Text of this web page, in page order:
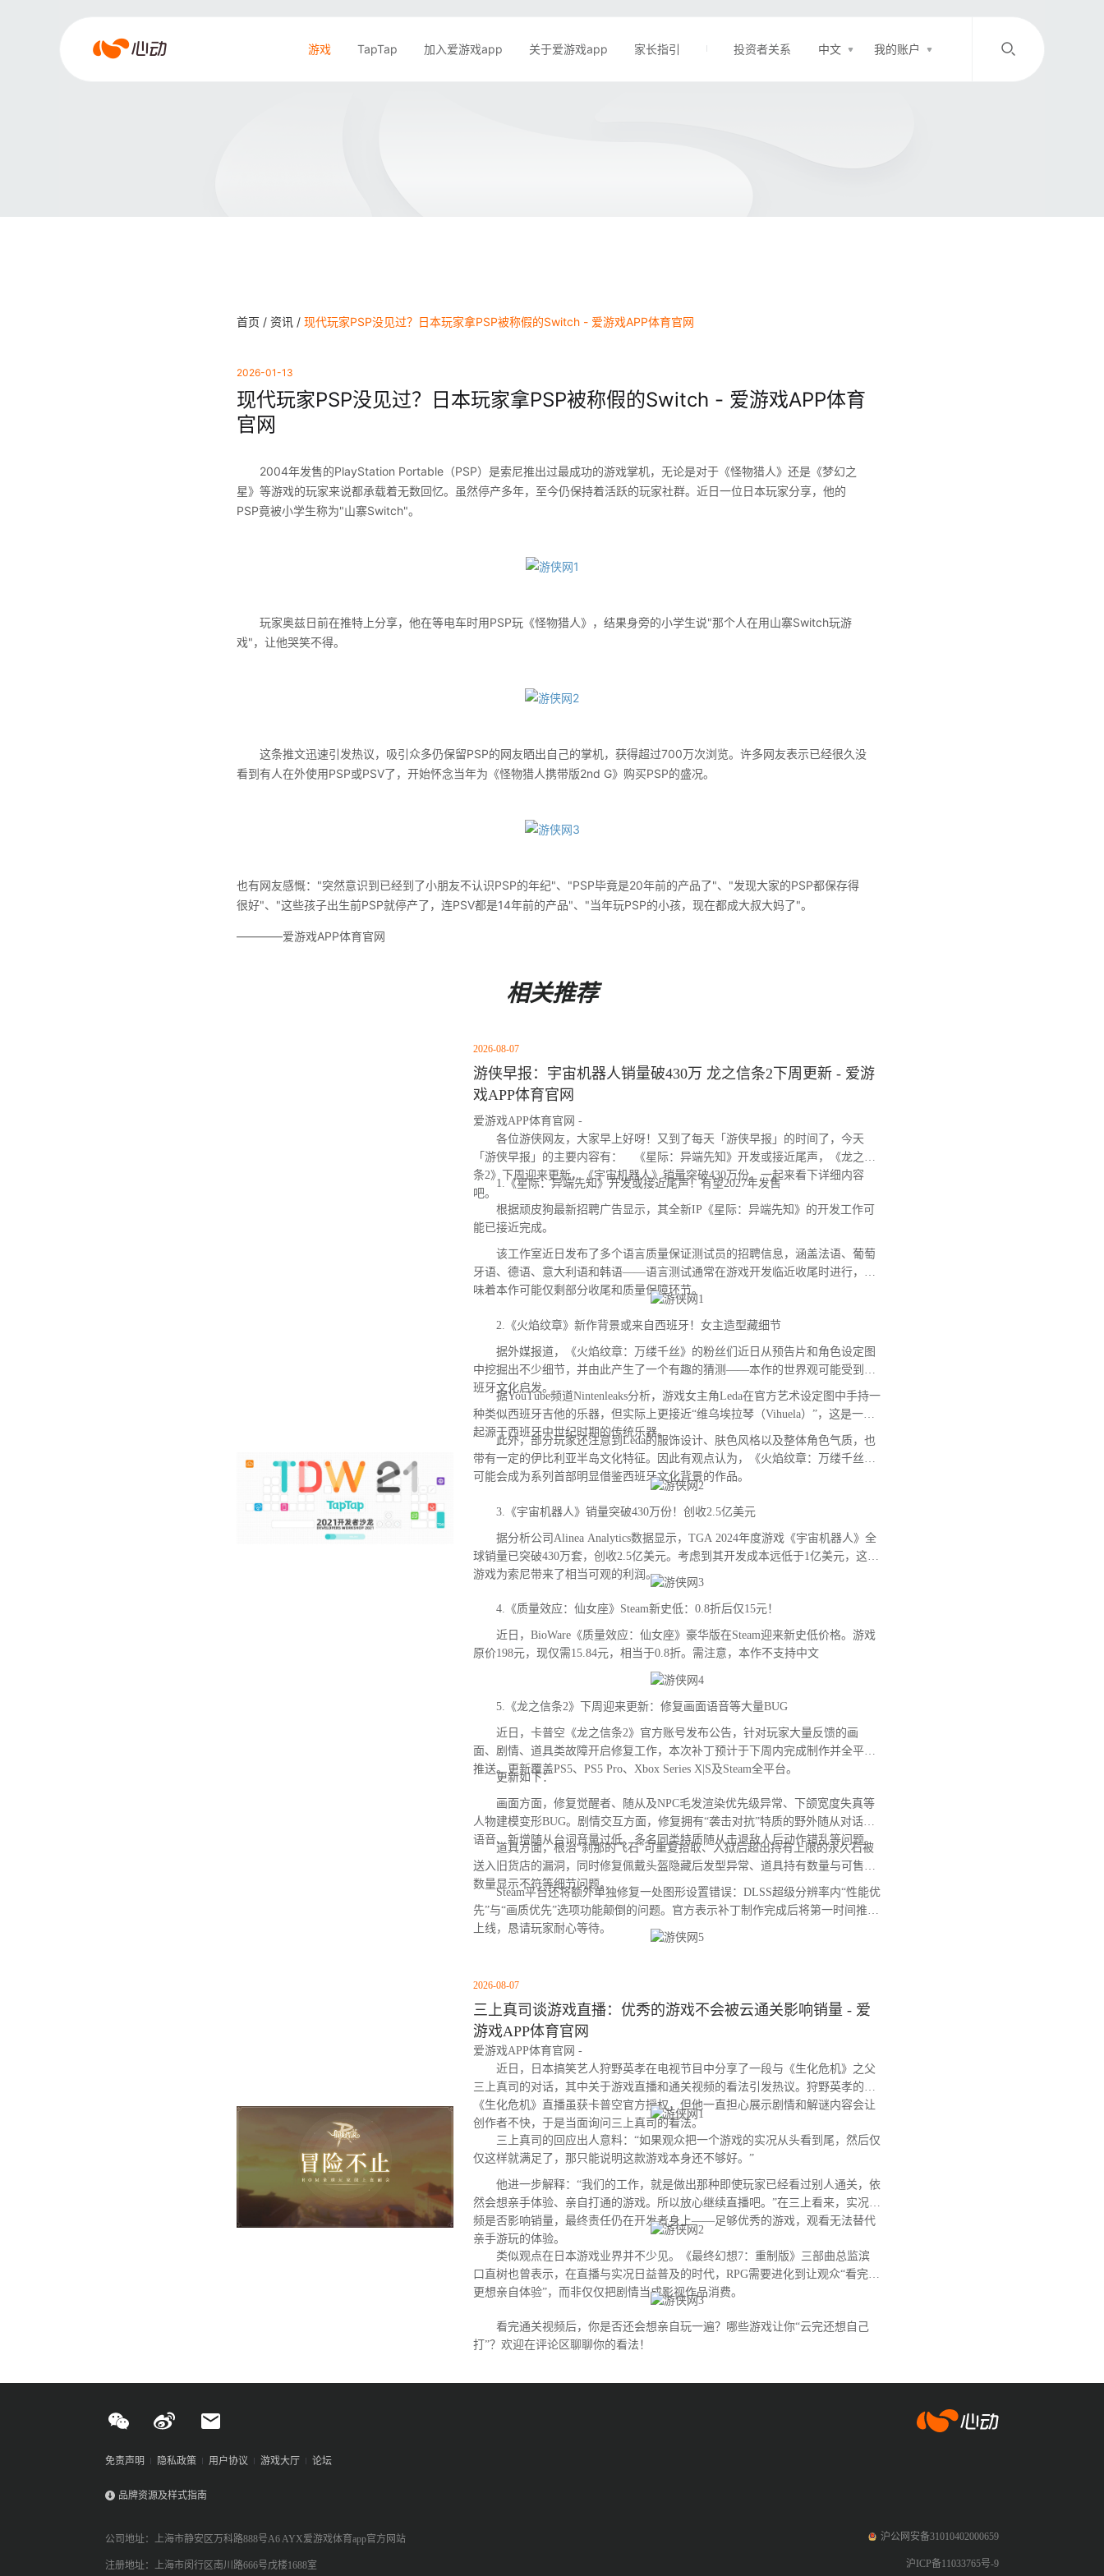
爱
游戏 TapTap 加入爱游戏app 关于爱游戏app 家长指引 投资者关系 中文 我的账户
/
首页 / 资讯 / 现代玩家PSP没见过？日本玩家拿PSP被称假的Switch - 爱游戏APP体育官网
2026-01-13
现代玩家PSP没见过？日本玩家拿PSP被称假的Switch - 爱游戏APP体育
官网
2004年发售的PlayStation Portable（PSP）是索尼推出过最成功的游戏掌机，无论是对于《怪物猎人》还是《梦幻之
星》等游戏的玩家来说都承载着无数回忆。虽然停产多年，至今仍保持着活跃的玩家社群。近日一位日本玩家分享，他的
PSP竟被小学生称为"山寨Switch"。
玩家奥兹日前在推特上分享，他在等电车时用PSP玩《怪物猎人》，结果身旁的小学生说"那个人在用山寨Switch玩游
戏"，让他哭笑不得。
这条推文迅速引发热议，吸引众多仍保留PSP的网友晒出自己的掌机，获得超过700万次浏览。许多网友表示已经很久没
看到有人在外使用PSP或PSV了，开始怀念当年为《怪物猎人携带版2nd G》购买PSP的盛况。
也有网友感慨："突然意识到已经到了小朋友不认识PSP的年纪"、"PSP毕竟是20年前的产品了"、"发现大家的PSP都保存得
很好"、"这些孩子出生前PSP就停产了，连PSV都是14年前的产品"、"当年玩PSP的小孩，现在都成大叔大妈了"。
————爱游戏APP体育官网
相关推荐
2026-08-07
游侠早报：宇宙机器人销量破430万 龙之信条2下周更新 - 爱游
戏APP体育官网
爱游戏APP体育官网 -
各位游侠网友，大家早上好呀！又到了每天「游侠早报」的时间了，今天
「游侠早报」的主要内容有： 《星际：异端先知》开发或接近尾声，《龙之信
条2》下周迎来更新，《宇宙机器人》销量突破430万份，一起来看下详细内容
吧。
1.《星际：异端先知》开发或接近尾声！有望2027年发售
根据顽皮狗最新招聘广告显示，其全新IP《星际：异端先知》的开发工作可
能已接近完成。
该工作室近日发布了多个语言质量保证测试员的招聘信息，涵盖法语、葡萄
牙语、德语、意大利语和韩语——语言测试通常在游戏开发临近收尾时进行，意
味着本作可能仅剩部分收尾和质量保障环节。
2.《火焰纹章》新作背景或来自西班牙！女主造型藏细节
据外媒报道，《火焰纹章：万缕千丝》的粉丝们近日从预告片和角色设定图
中挖掘出不少细节，并由此产生了一个有趣的猜测——本作的世界观可能受到西
班牙文化启发。
据YouTube频道Nintenleaks分析，游戏女主角Leda在官方艺术设定图中手持一
种类似西班牙吉他的乐器，但实际上更接近“维乌埃拉琴（Vihuela）”，这是一种
起源于西班牙中世纪时期的传统乐器。
此外，部分玩家还注意到Leda的服饰设计、肤色风格以及整体角色气质，也
带有一定的伊比利亚半岛文化特征。因此有观点认为，《火焰纹章：万缕千丝》
可能会成为系列首部明显借鉴西班牙文化背景的作品。
3.《宇宙机器人》销量突破430万份！创收2.5亿美元
据分析公司Alinea Analytics数据显示，TGA 2024年度游戏《宇宙机器人》全
球销量已突破430万套，创收2.5亿美元。考虑到其开发成本远低于1亿美元，这款
游戏为索尼带来了相当可观的利润。
4.《质量效应：仙女座》Steam新史低：0.8折后仅15元！
近日，BioWare《质量效应：仙女座》豪华版在Steam迎来新史低价格。游戏
原价198元，现仅需15.84元，相当于0.8折。需注意，本作不支持中文
5.《龙之信条2》下周迎来更新：修复画面语音等大量BUG
近日，卡普空《龙之信条2》官方账号发布公告，针对玩家大量反馈的画
面、剧情、道具类故障开启修复工作，本次补丁预计于下周内完成制作并全平台
推送。更新覆盖PS5、PS5 Pro、Xbox Series X|S及Steam全平台。
更新如下：
画面方面，修复觉醒者、随从及NPC毛发渲染优先级异常、下颌宽度失真等
人物建模变形BUG。剧情交互方面，修复拥有“袭击对抗”特质的野外随从对话无
语音、新增随从台词音量过低、多名同类特质随从击退敌人后动作错乱等问题。
道具方面，根治“刹那的飞石”可重复拾取、入狱后超出持有上限的永久石被
送入旧货店的漏洞，同时修复佩戴头盔隐藏后发型异常、道具持有数量与可售卖
数量显示不符等细节问题。
Steam平台还将额外单独修复一处图形设置错误：DLSS超级分辨率内“性能优
先”与“画质优先”选项功能颠倒的问题。官方表示补丁制作完成后将第一时间推送
上线，恳请玩家耐心等待。
2026-08-07
三上真司谈游戏直播：优秀的游戏不会被云通关影响销量 - 爱
游戏APP体育官网
爱游戏APP体育官网 -
近日，日本搞笑艺人狩野英孝在电视节目中分享了一段与《生化危机》之父
三上真司的对话，其中关于游戏直播和通关视频的看法引发热议。狩野英孝的
《生化危机》直播虽获卡普空官方授权，但他一直担心展示剧情和解谜内容会让
创作者不快，于是当面询问三上真司的看法。
三上真司的回应出人意料：“如果观众把一个游戏的实况从头看到尾，然后仅
仅这样就满足了，那只能说明这款游戏本身还不够好。”
他进一步解释：“我们的工作，就是做出那种即使玩家已经看过别人通关，依
然会想亲手体验、亲自打通的游戏。所以放心继续直播吧。”在三上看来，实况视
频是否影响销量，最终责任仍在开发者身上——足够优秀的游戏，观看无法替代
亲手游玩的体验。
类似观点在日本游戏业界并不少见。《最终幻想7：重制版》三部曲总监滨
口直树也曾表示，在直播与实况日益普及的时代，RPG需要进化到让观众“看完后
更想亲自体验”，而非仅仅把剧情当成影视作品消费。
看完通关视频后，你是否还会想亲自玩一遍？哪些游戏让你“云完还想自己
打”？欢迎在评论区聊聊你的看法！
免责声明 隐私政策 用户协议 游戏大厅 论坛
品牌资源及样式指南
公司地址：上海市静安区万科路888号A6 AYX爱游戏体育app官方网站
注册地址：上海市闵行区南川路666号戊楼1688室
沪公网安备31010402000659
沪ICP备11033765号-9
爱游戏app体育